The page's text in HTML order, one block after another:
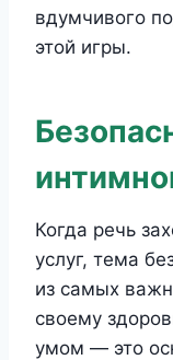
вдумчивого
этой игры.
Когда речь
услуг, тема
из самых
своему
умом — это